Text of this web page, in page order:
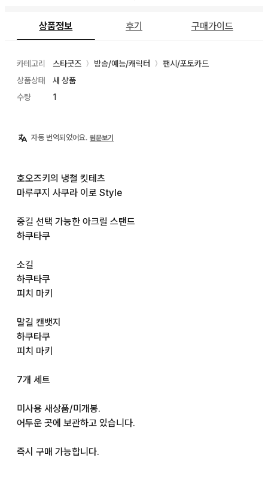
상품정보 후기 구매가이드
카테고리 스타굿즈 〉 방송/예능/캐릭터 〉
팬시/포토카드
상품상태
새 상품
수량
1
자동 번역되었어요. 원문보기
호오즈키의 냉철 킷테츠
마루쿠지 사쿠라 이로 Style
중길 선택 가능한 아크릴 스탠드
하쿠타쿠
소길
하쿠타쿠
피치 마키
말길 캔뱃지
하쿠타쿠
피치 마키
7개 세트
미사용 새상품/미개봉.
어두운 곳에 보관하고 있습니다.
즉시 구매 가능합니다.